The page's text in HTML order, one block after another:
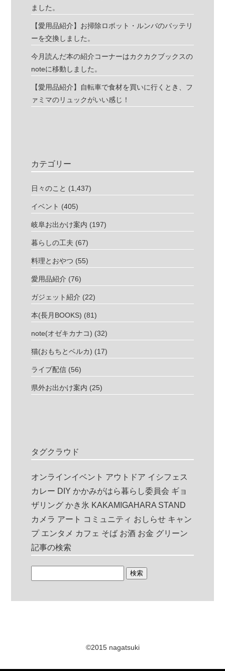
ました。
【愛用品紹介】お掃除ロボット・ルンバのバッテリ
ーを交換しました。
今月読んだ本の紹介コーナーはカクカクブックスの
noteに移動しました。
【愛用品紹介】自転車で食材を買いに行くとき、フ
ァミマのリュックがいい感じ！
カテゴリー
日々のこと (1,437)
イベント (405)
岐阜お出かけ案内 (197)
暮らしの工夫 (67)
料理とおやつ (55)
愛用品紹介 (76)
ガジェット紹介 (22)
本(長月BOOKS) (81)
note(オゼキカナコ) (32)
猫(おもちとベルカ) (17)
ライブ配信 (56)
県外お出かけ案内 (25)
タグクラウド
オンラインイベント アウトドア イシフェス
カレー DIY かかみがはら暮らし委員会 ギョ
ザリング かき氷 KAKAMIGAHARA STAND
カメラ アート コミュニティ おしらせ キャン
プ エンタメ カフェ そば お酒 お金 グリーン
記事の検索
©2015 nagatsuki